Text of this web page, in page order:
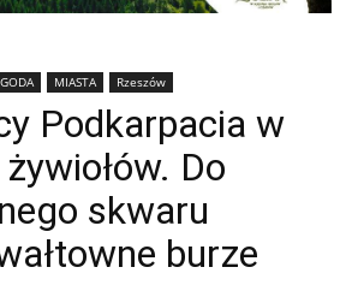
MIASTA Rzeszów
Podkarpacia w
Do
skwaru
burze